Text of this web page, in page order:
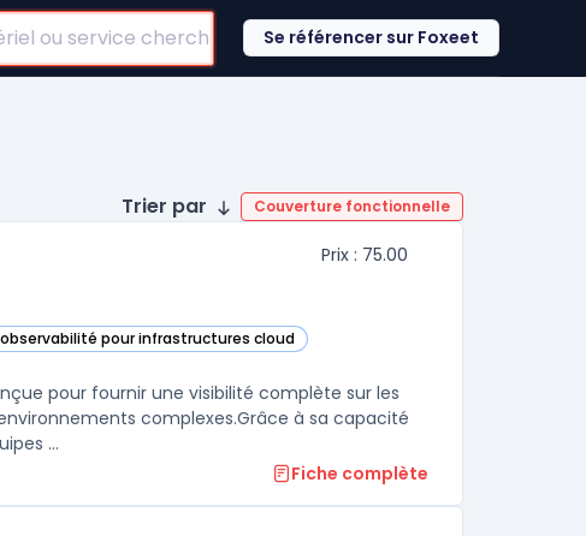
Se référencer sur Foxeet
Trier par Couverture fonctionnelle
Prix : 75.00
pour infrastructures cloud
dans cette catégorie
pour fournir une visibilité complète sur les
complexes.Grâce à sa capacité
d'automatisation de la détection des anomalies, elle aide les équipes ...
Fiche complète